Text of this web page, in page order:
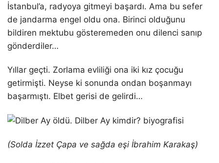
İstanbul’a, radyoya gitmeyi başardı. Ama bu sefer
de jandarma engel oldu ona. Birinci olduğunu
bildiren mektubu gösteremeden onu dilenci sanıp
gönderdiler…
Yıllar geçti. Zorlama evliliği ona iki kız çocuğu
getirmişti. Neyse ki sonunda ondan boşanmayı
başarmıştı. Elbet gerisi de gelirdi…
(Solda İzzet Çapa ve sağda eşi İbrahim Karakaş)